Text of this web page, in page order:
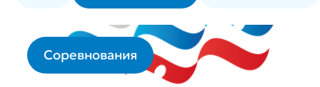
Соревнования